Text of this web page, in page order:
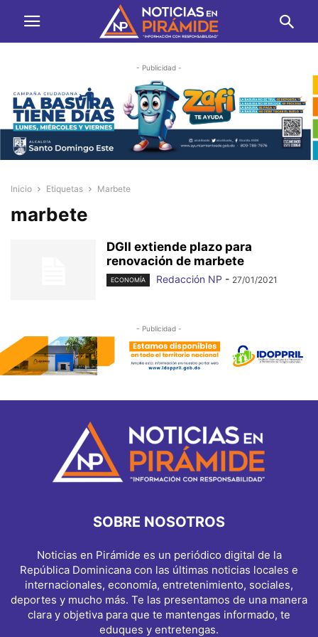
- Publicidad -
Inicio Etiquetas Marbete
marbete
DGII extiende plazo para
renovación de marbete
ECONOMÍA Redacción NP - 27/01/2021
- Publicidad -
SOBRE NOSOTROS
Noticias en Pirámide es un periódico digital de la
República Dominicana con las últimas noticias locales e
internacionales, economía, entretenimiento, sociales,
deportes y mucho más. Te las presentamos de una manera
clara y objetiva para que te mantengas informado, te
eduques y entretengas.